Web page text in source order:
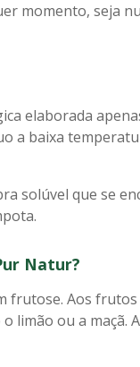
momento, seja
elaborada
a baixa
solúvel que se
Natur?
frutose. Aos
limão ou a maçã.